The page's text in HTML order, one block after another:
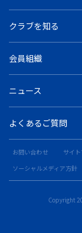
クラブを知る
会員組織
ニュース
よくあるご質問
お問い合わせ サイ
ソーシャルメディア方針
Copyright